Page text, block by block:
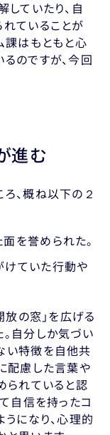
していたり、自
ていることが
課はもともと心
のですが、今回
進む
、概ね以下の２
を誉められた。
けていた行動や
放の窓」を広げる
自分しか気づい
い特徴を自他共
配慮した言葉や
られていると認
自信を持ったコ
になり、心理的